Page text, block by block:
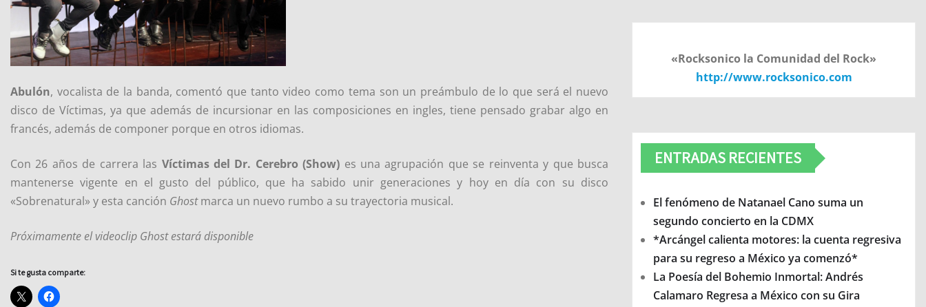
Abulón, vocalista de la banda, comentó que tanto video como tema son un preámbulo de lo que será el nuevo
disco de Víctimas, ya que además de incursionar en las composiciones en ingles, tiene pensado grabar algo en
francés, además de componer porque en otros idiomas.
Con 26 años de carrera las Víctimas del Dr. Cerebro (Show) es una agrupación que se reinventa y que busca
mantenerse vigente en el gusto del público, que ha sabido unir generaciones y hoy en día con su disco
«Sobrenatural» y esta canción Ghostmarca un nuevo rumbo a su trayectoria musical.
Próximamente el videoclip Ghost estará disponible
Si te gusta comparte:
«Rocksonico la Comunidad del Rock»
http://www.rocksonico.com
ENTRADAS RECIENTES
El fenómeno de Natanael Cano suma un
segundo concierto en la CDMX
*Arcángel calienta motores: la cuenta regresiva
para su regreso a México ya comenzó*
La Poesía del Bohemio Inmortal: Andrés
Calamaro Regresa a México con su Gira